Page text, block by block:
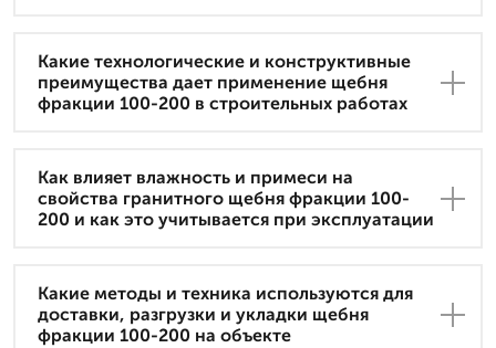
Какие технологические и конструктивные
преимущества дает применение щебня
фракции 100-200 в строительных работах
Как влияет влажность и примеси на
свойства гранитного щебня фракции 100-
200 и как это учитывается при эксплуатации
Какие методы и техника используются для
доставки, разгрузки и укладки щебня
фракции 100-200 на объекте